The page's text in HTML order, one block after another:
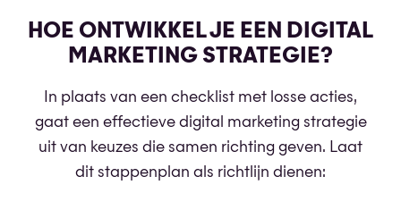
HOE ONTWIKKEL JE EEN DIGITAL
MARKETING STRATEGIE?
In plaats van een checklist met losse acties,
gaat een effectieve digital marketing strategie
uit van keuzes die samen richting geven. Laat
dit stappenplan als richtlijn dienen: